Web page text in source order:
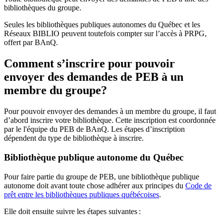
bibliothèques du groupe.
Seules les bibliothèques publiques autonomes du Québec et les
Réseaux BIBLIO peuvent toutefois compter sur l’accès à PRPG,
offert par BAnQ.
Comment s’inscrire pour pouvoir
envoyer des demandes de PEB à un
membre du groupe?
Pour pouvoir envoyer des demandes à un membre du groupe, il faut
d’abord inscrire votre bibliothèque. Cette inscription est coordonnée
par le l'équipe du PEB de BAnQ. Les étapes d’inscription
dépendent du type de bibliothèque à inscrire.
Bibliothèque publique autonome du Québec
Pour faire partie du groupe de PEB, une bibliothèque publique
autonome doit avant toute chose adhérer aux principes du Code de
prêt entre les bibliothèques publiques québécoises.
Elle doit ensuite suivre les étapes suivantes :